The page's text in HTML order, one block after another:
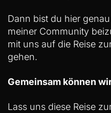
Dann bist du hier
meiner Community
mit uns auf die Reise
gehen.
Gemeinsam können
Lass uns diese Reise